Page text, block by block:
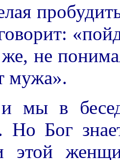
не
мужа».
мы в
Бог
этой